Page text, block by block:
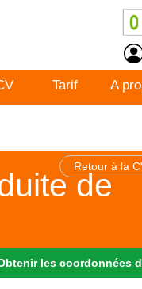
Tarif A
Retour à la
de
les coordonnées